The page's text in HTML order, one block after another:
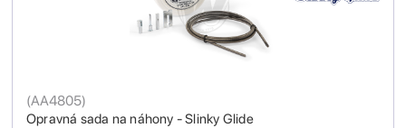
Opravná sada na náhony - Slinky Glide
(AA4805)